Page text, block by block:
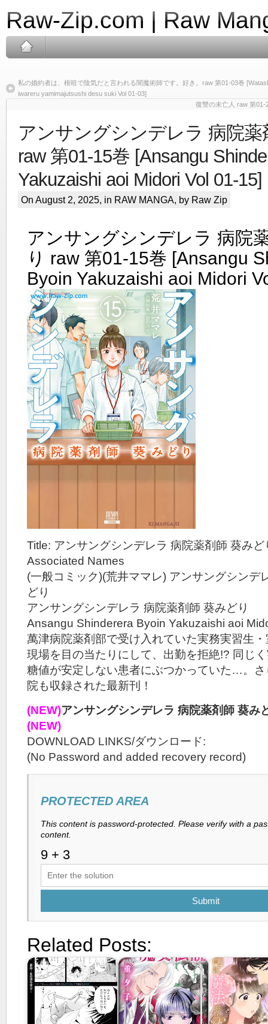
Raw-Zip.com | Raw
私の婚約者は、根暗で陰気だと言われる闇魔術師です。好き。raw 第01-03巻
iwareru yamimajutsushi desu suki Vol 01-03]
復讐の未亡人 raw 第01-
アンサングシンデレラ 病院
raw 第01-15巻 [Ansangu
Yakuzaishi aoi Midori Vol 01-15]
On August 2, 2025, in RAW MANGA, by Raw Zip
アンサングシンデレラ 病院
り raw 第01-15巻 [Ansangu
Byoin Yakuzaishi aoi Midori
Title: アンサングシンデレラ 病院薬剤師 葵み
Associated Names
(一般コミック)(荒井ママレ) アンサングシンデ
どり
アンサングシンデレラ 病院薬剤師 葵みどり
Ansangu Shinderera Byoin Yakuzaishi aoi
萬津病院薬剤部で受け入れていた実務実習生
現場を目の当たりにして、出勤を拒絶!? 同じ
糖値が安定しない患者にぶつかっていた…。
院も収録された最新刊！
(NEW)アンサングシンデレラ 病院薬剤師 葵み
(NEW)
DOWNLOAD LINKS/ダウンロード:
(No Password and added recovery record)
PROTECTED AREA
This content is password-protected. Please verify with a
content.
Submit
Related Posts: